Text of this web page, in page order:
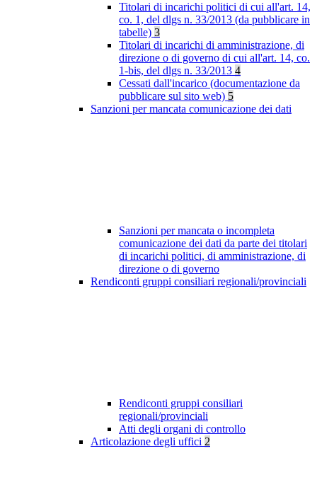
Titolari di incarichi politici di cui all'art. 14,
co. 1, del dlgs n. 33/2013 (da pubblicare in
tabelle) 3
Titolari di incarichi di amministrazione, di
direzione o di governo di cui all'art. 14, co.
1-bis, del dlgs n. 33/2013 4
Cessati dall'incarico (documentazione da
pubblicare sul sito web) 5
Sanzioni per mancata comunicazione dei dati
Sanzioni per mancata o incompleta
comunicazione dei dati da parte dei titolari
di incarichi politici, di amministrazione, di
direzione o di governo
Rendiconti gruppi consiliari regionali/provinciali
Rendiconti gruppi consiliari
regionali/provinciali
Atti degli organi di controllo
Articolazione degli uffici 2